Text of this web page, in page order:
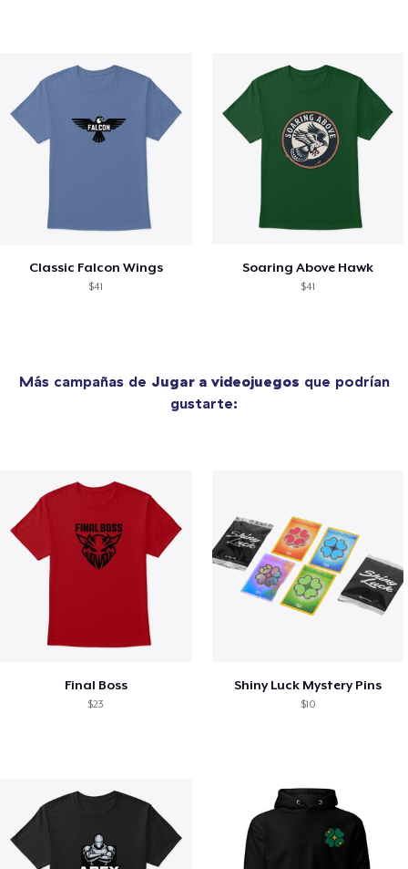
Classic Falcon Wings
$41
Soaring Above Hawk
$41
Más campañas de Jugar a videojuegos que podrían
gustarte:
Final Boss
$23
Shiny Luck Mystery Pins
$10